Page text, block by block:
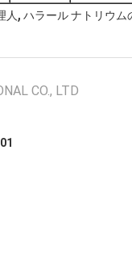
人, ハラール ナトリウム
CO., LTD